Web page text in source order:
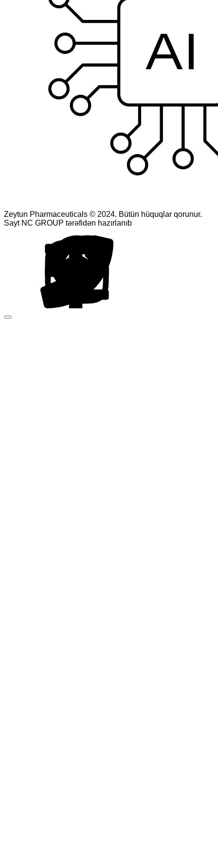
Zeytun Pharmaceuticals © 2024. Bütün hüquqlar qorunur.
Sayt NC GROUP tərəfidən hazırlanıb